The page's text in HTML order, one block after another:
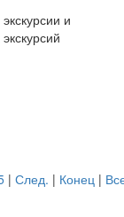
и
| След. | Конец |